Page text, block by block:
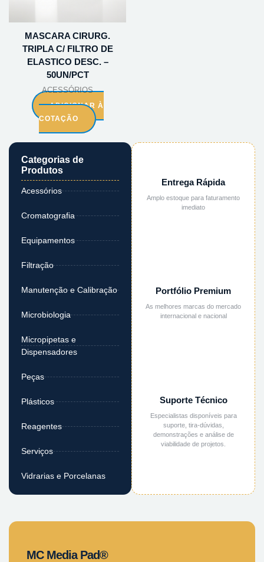
Categorias de
Produtos
Acessórios
Cromatografia
Equipamentos
Filtração
Manutenção e Calibração
Microbiologia
Micropipetas e
Dispensadores
Peças
Plásticos
Reagentes
Serviços
Vidrarias e Porcelanas
Entrega Rápida
Amplo estoque para faturamento
imediato
Portfólio Premium
As melhores marcas do mercado
internacional e nacional
Suporte Técnico
Especialistas disponíveis para
suporte, tira-dúvidas,
demonstrações e análise de
viabilidade de projetos.
MASCARA CIRURG.
TRIPLA C/ FILTRO DE
ELASTICO DESC. –
50UN/PCT
ACESSÓRIOS
ADICIONAR À
COTAÇÃO
MC Media Pad®